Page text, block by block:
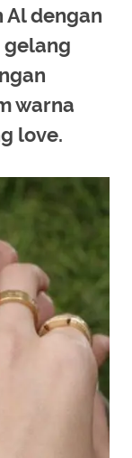
dengan
gelang
warna
love.